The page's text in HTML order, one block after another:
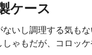
ケース
いし調理する気も
ゃもだが、コロッ